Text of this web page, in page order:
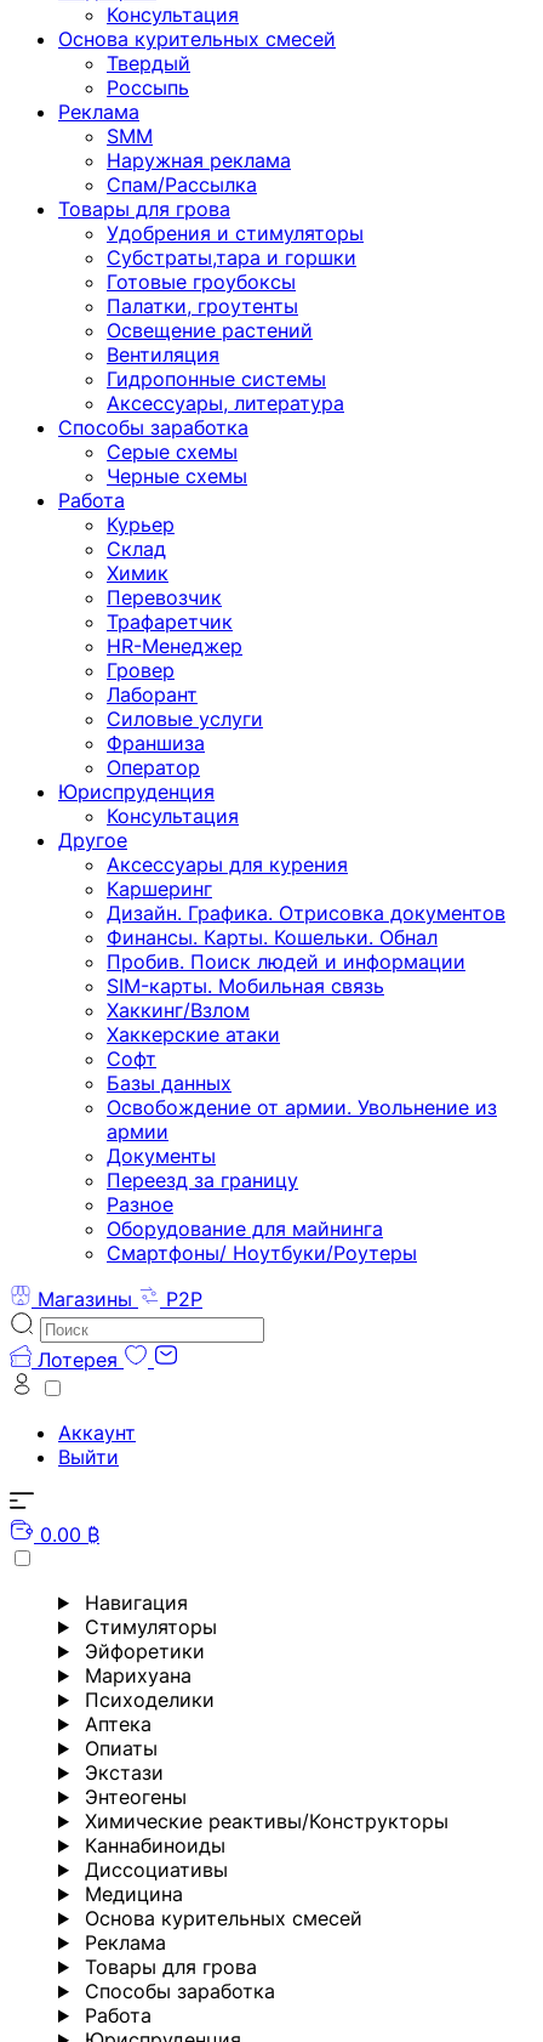
Консультация
Основа курительных смесей
Твердый
Россыпь
Реклама
SMM
Наружная реклама
Спам/Рассылка
Товары для грова
Удобрения и стимуляторы
Субстраты,тара и горшки
Готовые гроубоксы
Палатки, гроутенты
Освещение растений
Вентиляция
Гидропонные системы
Аксессуары, литература
Способы заработка
Серые схемы
Черные схемы
Работа
Курьер
Склад
Химик
Перевозчик
Трафаретчик
HR-Менеджер
Гровер
Лаборант
Силовые услуги
Франшиза
Оператор
Юриспруденция
Консультация
Другoе
Аксессуары для курения
Каршеринг
Дизайн. Графика. Отрисовка документов
Финансы. Карты. Кошельки. Обнал
Пробив. Поиск людей и информации
SIM-карты. Мобильная связь
Хаккинг/Взлом
Хаккерские атаки
Софт
Базы данных
Освобождение от армии. Увольнение из
армии
Документы
Переезд за границу
Разное
Оборудование для майнинга
Смартфоны/ Ноутбуки/Роутеры
Магазины
P2P
Лотерея
Аккаунт
Выйти
0.00 ₿
Навигация
Стимуляторы
Эйфоретики
Марихуана
Психоделики
Аптека
Опиаты
Экстази
Энтеогены
Химические реактивы/Конструкторы
Каннабиноиды
Диссоциативы
Медицина
Основа курительных смесей
Реклама
Товары для грова
Способы заработка
Работа